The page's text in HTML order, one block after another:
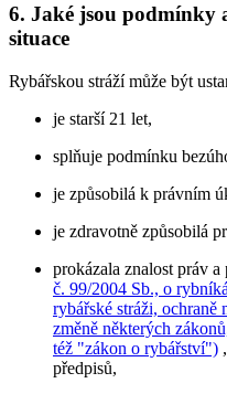
6. Jaké jsou podmínky
situace
Rybářskou stráží může být
je starší 21 let,
splňuje podmínku
je způsobilá k právním
je zdravotně způsobilá
prokázala znalost práv
č. 99/2004 Sb., o
rybářské stráži,
změně některých
též "zákon o rybářství")
předpisů,